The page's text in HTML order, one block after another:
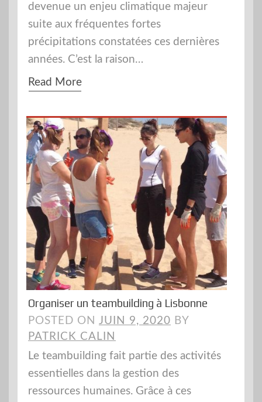
devenue un enjeu climatique majeur
suite aux fréquentes fortes
précipitations constatées ces dernières
années. C’est la raison…
Read More
Organiser un teambuilding à Lisbonne
POSTED ON JUIN 9, 2020 BY
PATRICK CALIN
Le teambuilding fait partie des activités
essentielles dans la gestion des
ressources humaines. Grâce à ces